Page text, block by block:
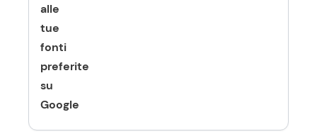
alle
tue
fonti
preferite
su
Google